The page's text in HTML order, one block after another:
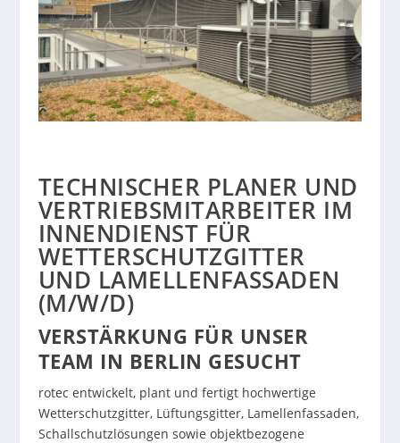
TECHNISCHER PLANER UND
VERTRIEBSMITARBEITER IM
INNENDIENST FÜR
WETTERSCHUTZGITTER
UND LAMELLENFASSADEN
(M/W/D)
VERSTÄRKUNG FÜR UNSER
TEAM IN BERLIN GESUCHT
rotec entwickelt, plant und fertigt hochwertige
Wetterschutzgitter, Lüftungsgitter, Lamellenfassaden,
Schallschutzlösungen sowie objektbezogene